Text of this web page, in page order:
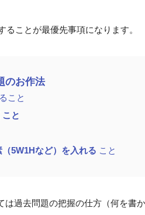
ことが最優先事項になります。
のお作法
こと
と
5W1Hなど）を入れる こと
は過去問題の把握の仕方（何を書